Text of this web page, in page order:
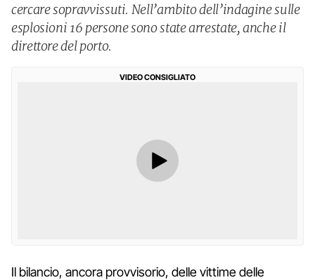
cercare sopravvissuti. Nell’ambito dell’indagine sulle
esplosioni 16 persone sono state arrestate, anche il
direttore del porto.
VIDEO CONSIGLIATO
Il bilancio, ancora provvisorio, delle vittime delle